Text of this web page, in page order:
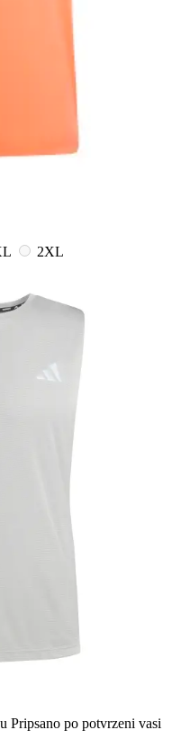
2XL
Pripsano po potvrzeni vasi